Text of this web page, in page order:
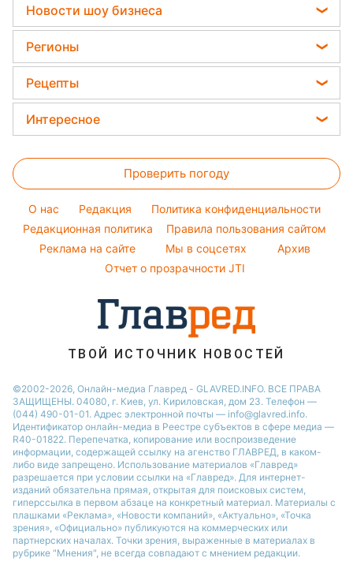
Кремль имеет много вопросов к Лукашенко / Reuters
Правозащитник убежден, что
белорусский диктатор закончит жизнь
так же как и другие диктаторы в
ad